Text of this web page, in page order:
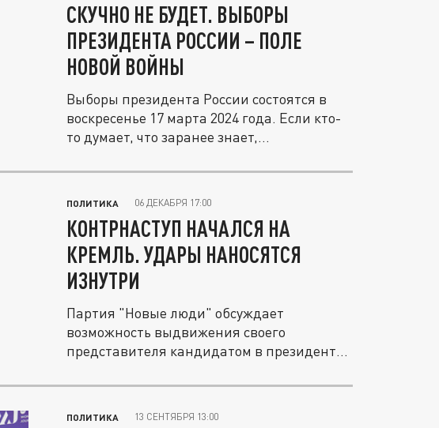
СКУЧНО НЕ БУДЕТ. ВЫБОРЫ
ПРЕЗИДЕНТА РОССИИ – ПОЛЕ
НОВОЙ ВОЙНЫ
Выборы президента России состоятся в
воскресенье 17 марта 2024 года. Если кто-
то думает, что заранее знает,...
ПОЛИТИКА 06 ДЕКАБРЯ 17:00
КОНТРНАСТУП НАЧАЛСЯ НА
КРЕМЛЬ. УДАРЫ НАНОСЯТСЯ
ИЗНУТРИ
Партия "Новые люди" обсуждает
возможность выдвижения своего
представителя кандидатом в президенты
ПОЛИТИКА 13 СЕНТЯБРЯ 13:00